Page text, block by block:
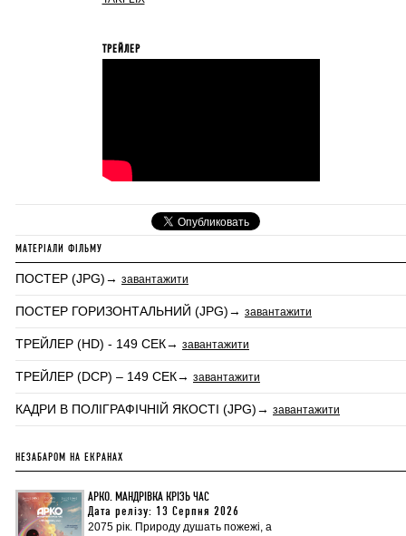
ТРЕЙЛЕР
МАТЕРІАЛИ ФІЛЬМУ
ПОСТЕР (JPG)→ завантажити
ПОСТЕР ГОРИЗОНТАЛЬНИЙ (JPG)→ завантажити
ТРЕЙЛЕР (HD) - 149 СЕК→ завантажити
ТРЕЙЛЕР (DCP) – 149 СЕК→ завантажити
КАДРИ В ПОЛІГРАФІЧНІЙ ЯКОСТІ (JPG)→ завантажити
НЕЗАБАРОМ НА ЕКРАНАХ
АРКО. МАНДРІВКА КРІЗЬ ЧАС
Дата релізу: 13 Серпня 2026
2075 рік. Природу душать пожежі, а